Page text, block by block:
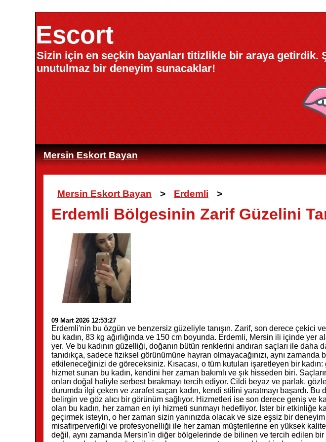
Escort
Sizin için en seçkin bayanları titizlikle bir araya getirdik.
unutulmaz bir deneyim sunacaklar!
Mersin Eskort Bayan
Mersin Eskort Bayan > Erdemli >
Erdemli Bölgesinin Zarif Güzelini
09 Mart 2026 12:53:27
Erdemli'nin bu özgün ve benzersiz güzeliyle tanışın. Zarif, son derece çekici
bu kadın, 83 kg ağırlığında ve 150 cm boyunda. Erdemli, Mersin ili içinde
yer. Ve bu kadının güzelliği, doğanın bütün renklerini andıran saçları ile daha
tanıdıkça, sadece fiziksel görünümüne hayran olmayacağınızı, aynı
etkileneceğinizi de göreceksiniz. Kısacası, o tüm kutuları işaretleyen bir
hizmet sunan bu kadın, kendini her zaman bakımlı ve şık hisseden biri.
onları doğal haliyle serbest bırakmayı tercih ediyor. Cildi beyaz ve parlak,
durumda ilgi çeken ve zarafet saçan kadın, kendi stilini yaratmayı başardı. Bu
belirgin ve göz alıcı bir görünüm sağlıyor. Hizmetleri ise son derece geniş ve
olan bu kadın, her zaman en iyi hizmeti sunmayı hedefliyor. İster bir etkinliğe
geçirmek isteyin, o her zaman sizin yanınızda olacak ve size eşsiz bir
misafirperverliği ve profesyonelliği ile her zaman müşterilerine en yüksek
değil, aynı zamanda Mersin'in diğer bölgelerinde de bilinen ve tercih edilen bir